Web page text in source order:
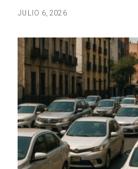
JULIO 6, 2026